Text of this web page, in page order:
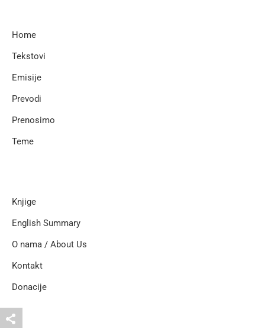
Home
Tekstovi
Emisije
Prevodi
Prenosimo
Teme
Knjige
English Summary
O nama / About Us
Kontakt
Donacije